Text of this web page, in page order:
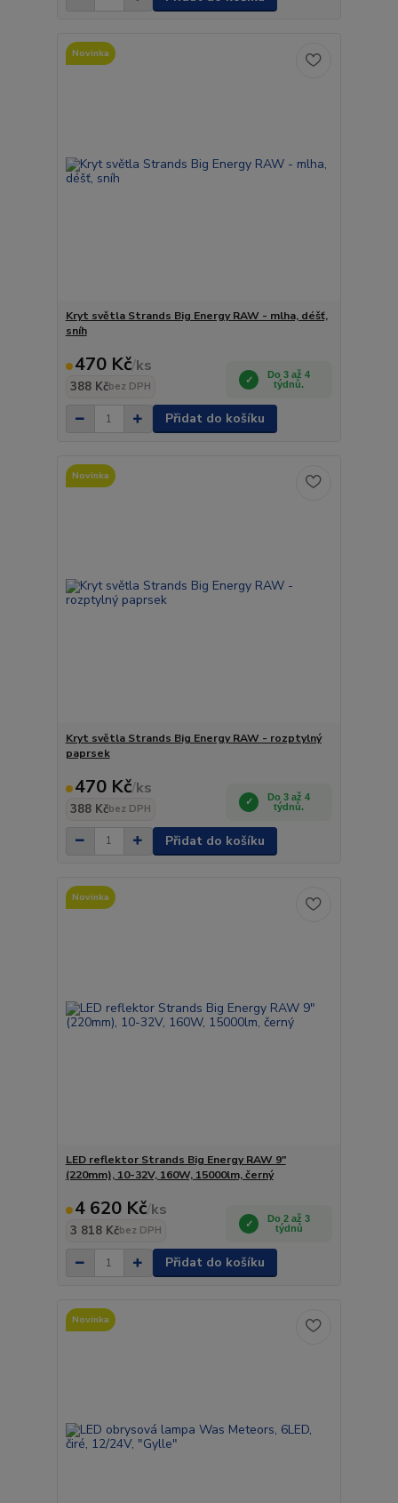
Novinka
Kryt světla Strands Big Energy RAW - mlha, déšť,
sníh
470 Kč/ks
388 Kčbez DPH
Do 3 až 4
týdnů.
Přidat do košíku
Novinka
Kryt světla Strands Big Energy RAW - rozptylný
paprsek
470 Kč/ks
388 Kčbez DPH
Do 3 až 4
týdnů.
Přidat do košíku
Novinka
LED reflektor Strands Big Energy RAW 9"
(220mm), 10-32V, 160W, 15000lm, černý
4 620 Kč/ks
3 818 Kčbez DPH
Do 2 až 3
týdnů
Přidat do košíku
Novinka